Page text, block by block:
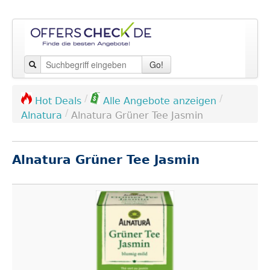
Go!
Hot Deals / Alle Angebote anzeigen /
Alnatura / Alnatura Grüner Tee Jasmin
Alnatura Grüner Tee Jasmin